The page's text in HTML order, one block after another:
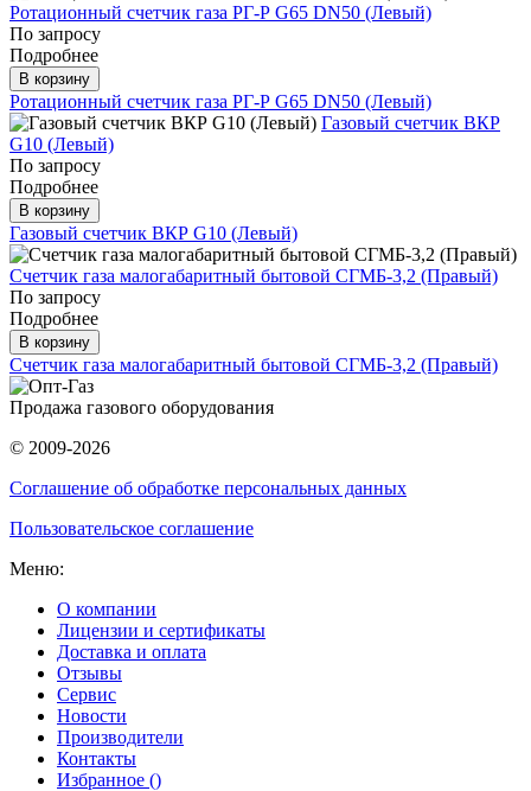
Ротационный счетчик газа РГ-Р G65 DN50 (Левый)
По запросу
Подробнее
В корзину
Ротационный счетчик газа РГ-Р G65 DN50 (Левый)
Газовый счетчик ВКР
G10 (Левый)
По запросу
Подробнее
В корзину
Газовый счетчик ВКР G10 (Левый)
Счетчик газа малогабаритный бытовой СГМБ-3,2 (Правый)
По запросу
Подробнее
В корзину
Счетчик газа малогабаритный бытовой СГМБ-3,2 (Правый)
Продажа газового оборудования
© 2009-2026
Соглашение об обработке персональных данных
Пользовательское соглашение
Меню:
О компании
Лицензии и сертификаты
Доставка и оплата
Отзывы
Сервис
Новости
Производители
Контакты
Избранное ()